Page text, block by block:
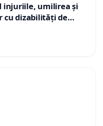
injuriile, umilirea și
cu dizabilități de